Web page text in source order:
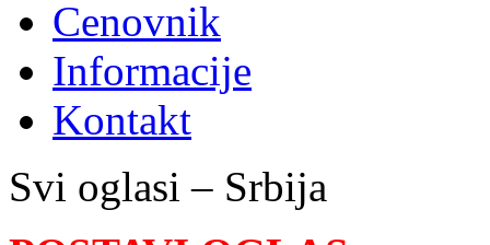
Cenovnik
Informacije
Kontakt
Svi oglasi – Srbija